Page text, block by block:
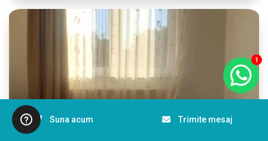
1
Suna acum Trimite mesaj